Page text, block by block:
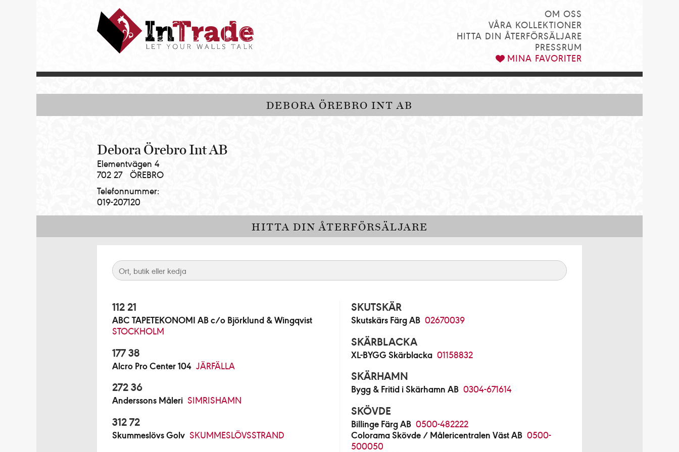
OM OSS
VÅRA KOLLEKTIONER
HITTA DIN ÅTERFÖRSÄLJARE
PRESSRUM
MINA FAVORITER
DEBORA ÖREBRO INT AB
Debora Örebro Int AB
Elementvägen 4
702 27 ÖREBRO
Telefonnummer:
019-207120
HITTA DIN ÅTERFÖRSÄLJARE
112 21
ABC TAPETEKONOMI AB c/o Björklund & Wingqvist
STOCKHOLM
177 38
Alcro Pro Center 104 JÄRFÄLLA
272 36
Anderssons Måleri SIMRISHAMN
312 72
Skummeslövs Golv SKUMMESLÖVSSTRAND
SKUTSKÄR
Skutskärs Färg AB 02670039
SKÄRBLACKA
XL-BYGG Skärblacka 01158832
SKÄRHAMN
Bygg & Fritid i Skärhamn AB 0304-671614
SKÖVDE
Billinge Färg AB 0500-482222
Colorama Skövde / Målericentralen Väst AB 0500-
500050